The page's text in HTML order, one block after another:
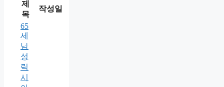
제
목
작성일
65
세
남
성
릭
시